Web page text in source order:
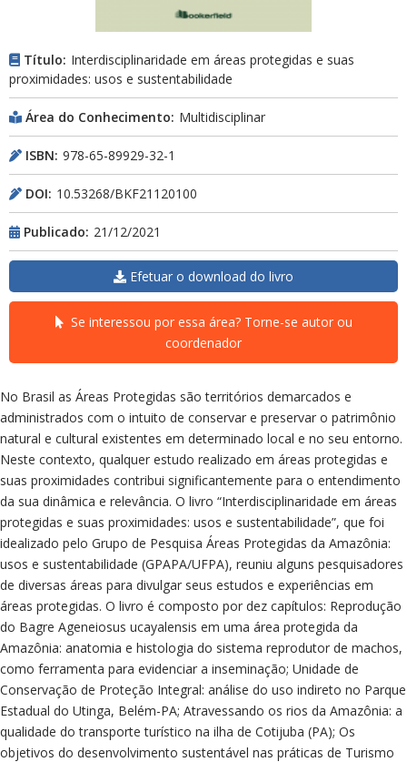
Título: Interdisciplinaridade em áreas protegidas e suas
proximidades: usos e sustentabilidade
Área do Conhecimento: Multidisciplinar
ISBN: 978-65-89929-32-1
DOI: 10.53268/BKF21120100
Publicado: 21/12/2021
Efetuar o download do livro
Se interessou por essa área? Torne-se autor ou
coordenador
No Brasil as Áreas Protegidas são territórios demarcados e
administrados com o intuito de conservar e preservar o patrimônio
natural e cultural existentes em determinado local e no seu entorno.
Neste contexto, qualquer estudo realizado em áreas protegidas e
suas proximidades contribui significantemente para o entendimento
da sua dinâmica e relevância. O livro “Interdisciplinaridade em áreas
protegidas e suas proximidades: usos e sustentabilidade”, que foi
idealizado pelo Grupo de Pesquisa Áreas Protegidas da Amazônia:
usos e sustentabilidade (GPAPA/UFPA), reuniu alguns pesquisadores
de diversas áreas para divulgar seus estudos e experiências em
áreas protegidas. O livro é composto por dez capítulos: Reprodução
do Bagre Ageneiosus ucayalensis em uma área protegida da
Amazônia: anatomia e histologia do sistema reprodutor de machos,
como ferramenta para evidenciar a inseminação; Unidade de
Conservação de Proteção Integral: análise do uso indireto no Parque
Estadual do Utinga, Belém-PA; Atravessando os rios da Amazônia: a
qualidade do transporte turístico na ilha de Cotijuba (PA); Os
objetivos do desenvolvimento sustentável nas práticas de Turismo